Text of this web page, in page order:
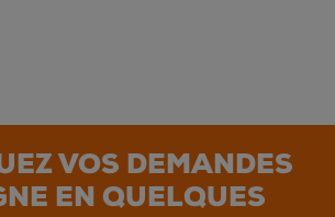
VOS DEMANDES
EN QUELQUES